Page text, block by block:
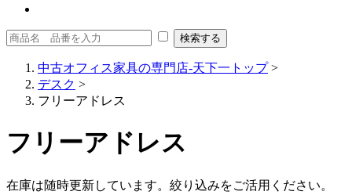
中古オフィス家具の専門店-天下一トップ>
デスク >
フリーアドレス
フリーアドレス
在庫は随時更新しています。絞り込みをご活用ください。